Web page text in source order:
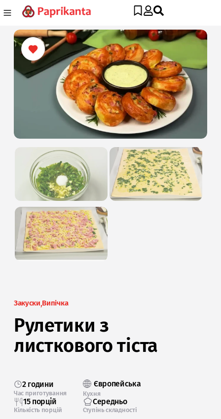
Закуски Випічка
Рулетики з
листкового тіста
2 години
Час приготування
Європейська
Кухня
15 порцій
Кількість порцій
Середньо
Ступінь складності